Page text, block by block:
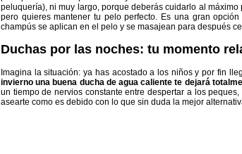
peluquería), ni muy largo, porque deberás cuidarlo al
pero quieres mantener tu pelo perfecto. Es una gran
champús se aplican en el pelo y se masajean para después
Duchas por las noches: tu momento
Imagina la situación: ya has acostado a los niños y por fin
invierno una buena ducha de agua caliente te dejará
un tiempo de nervios constante entre despertar a los
asearte como es debido con lo que sin duda la mejor